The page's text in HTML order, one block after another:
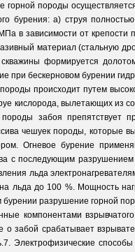
горной породы
бурения: а) струя
в зависимости от
материал (стальную
формируется
при бескерновом бурении
происходит путем
кислорода, вылетающих из
забоя препятствует
чешуек породы, которые
Огневое бурение
с последующим
льда
льда до 100 %. Мощность
разрушение горной
компонентами
о забой срабатывает
Электрофизические